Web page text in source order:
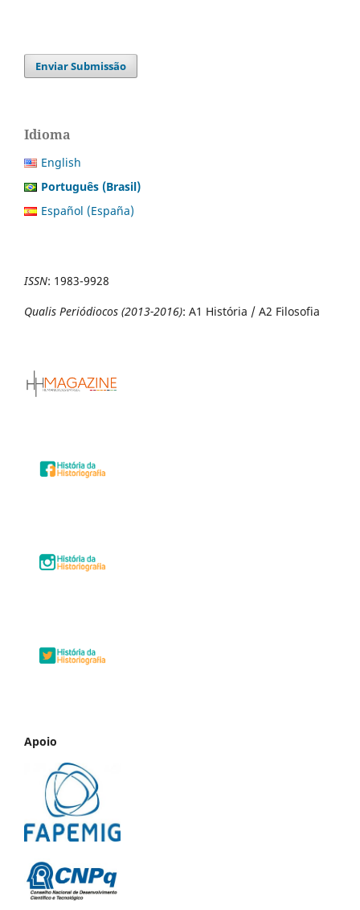
Enviar Submissão
Idioma
English
Português (Brasil)
Español (España)
ISSN: 1983-9928
Qualis Periódiocos (2013-2016): A1 História / A2 Filosofia
Apoio